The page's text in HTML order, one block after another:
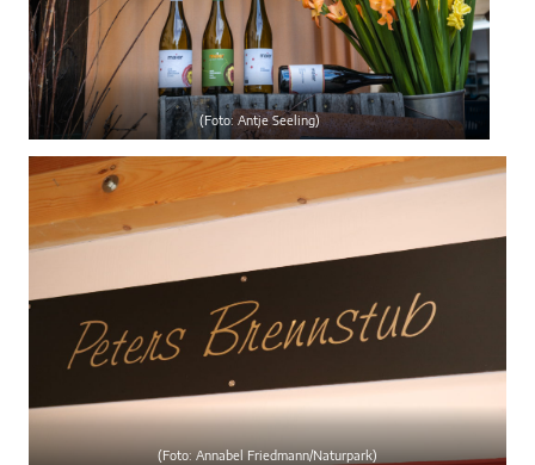
(Foto: Antje Seeling)
(Foto: Annabel Friedmann/Naturpark)